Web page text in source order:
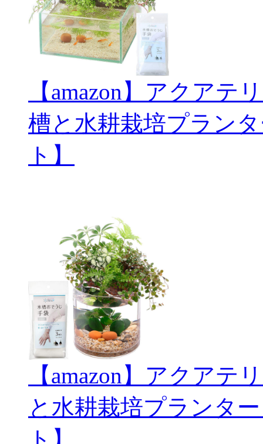
【amazon】アクアテ
槽と水耕栽培プラン
ト】
【amazon】アクアテ
と水耕栽培プランタ